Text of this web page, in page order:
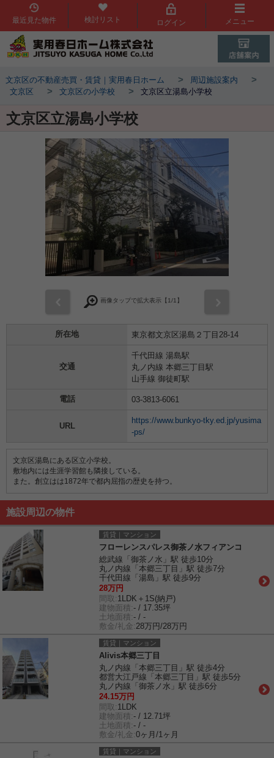
最近見た物件 検討リスト ログイン メニュー
文京区の不動産売買・賃貸｜実用春日ホーム > 周辺施設案内 >
文京区 > 文京区の小学校 > 文京区立湯島小学校
文京区立湯島小学校
画像タップで拡大表示【 1/1】
所在地 東京都文京区湯島２丁目28-14
交通
千代田線 湯島駅
丸ノ内線 本郷三丁目駅
山手線 御徒町駅
電話 03-3813-6061
URL
https://www.bunkyo-tky.ed.jp/yusima
-ps/
文京区湯島にある区立小学校。
敷地内には生涯学習館も隣接している。
また。創立はは1872年で都内屈指の歴史を持つ。
施設周辺の物件
賃貸｜マンション
フローレンスパレス御茶ノ水フィアンコ
総武線「御茶ノ水」駅 徒歩10分
丸ノ内線「本郷三丁目」駅 徒歩7分
千代田線「湯島」駅 徒歩9分
28万円
間取: 1LDK＋1S(納戸)
建物面積:- / 17.35坪
土地面積:- / -
敷金/礼金: 28万円/28万円
賃貸｜マンション
Alivis本郷三丁目
丸ノ内線「本郷三丁目」駅 徒歩4分
都営大江戸線「本郷三丁目」駅 徒歩5分
丸ノ内線「御茶ノ水」駅 徒歩6分
24.15万円
間取: 1LDK
建物面積:- / 12.71坪
土地面積:- / -
敷金/礼金:0ヶ月/1ヶ月
賃貸｜マンション